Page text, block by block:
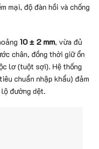
mại, độ đàn hồi và chống
10 ± 2 mm, vừa đủ
chân, đồng thời giữ ổn
lơ (tuột sợi). Hệ thống
chuẩn nhập khẩu) đảm
đường dệt.